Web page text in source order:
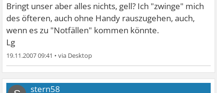
Bringt unser aber alles nichts, gell? Ich "zwinge" mich
des öfteren, auch ohne Handy rauszugehen, auch,
wenn es zu "Notfällen" kommen könnte.
Lg
19.11.2007 09:41 •
stern58